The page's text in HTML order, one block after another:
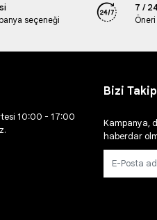
seçeneği
7 /
10:00 - 17:00
Bizi
Kampanya,
haberdar